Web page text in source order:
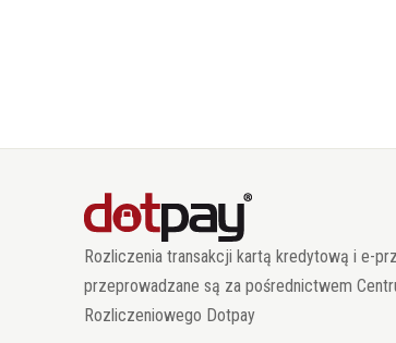
Rozliczenia transakcji kartą kredytową i e-
przeprowadzane są za pośrednictwem
Rozliczeniowego Dotpay